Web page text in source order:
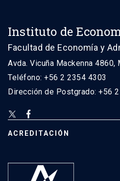
Instituto de
Facultad de Economía y
Avda. Vicuña Mackenna 4860,
Teléfono: +56 2 2354 4303
Dirección de Postgrado: +56
ACREDITACIÓN